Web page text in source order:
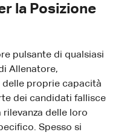
la Posizione
pulsante di qualsiasi
Allenatore,
proprie capacità
dei candidati fallisce
delle loro
Spesso si